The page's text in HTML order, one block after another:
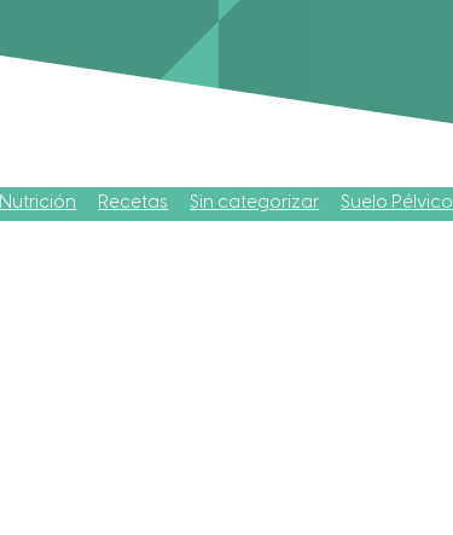
Nutrición Recetas Sin categorizar Suelo Pélvico